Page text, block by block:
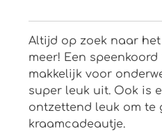
Altijd op zoek naar
meer! Een
makkelijk voor
super leuk uit. Ook is
ontzettend leuk om te
kraamcadeautje.